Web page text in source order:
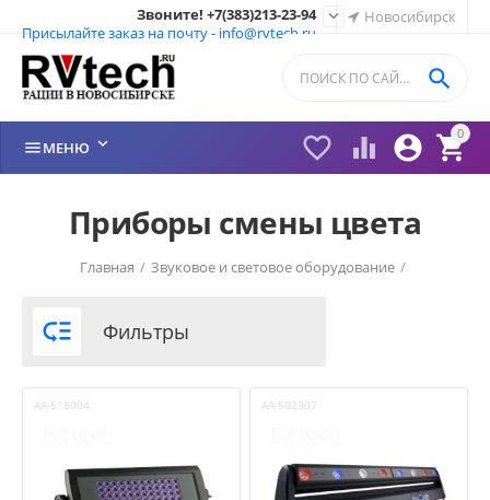
Новосибирск
Звоните! +7(383)213-23-94
Присылайте заказ на почту - info@rvtech.ru

0


 

МЕНЮ 
Приборы смены цвета
Главная / Звуковое и световое оборудование /
 Фильтры
AA-518004 AA-502307